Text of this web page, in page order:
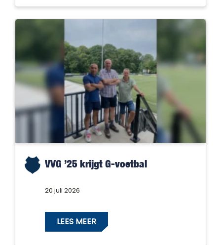
VVG ’25 krijgt G-voetbal
20 juli 2026
LEES MEER